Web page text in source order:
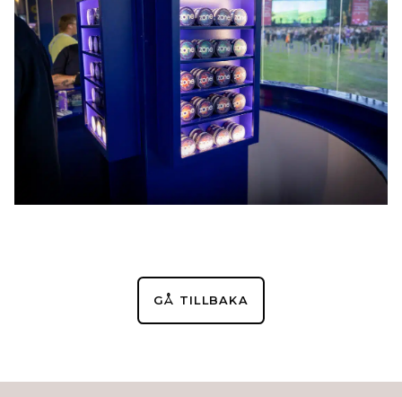
GÅ TILLBAKA